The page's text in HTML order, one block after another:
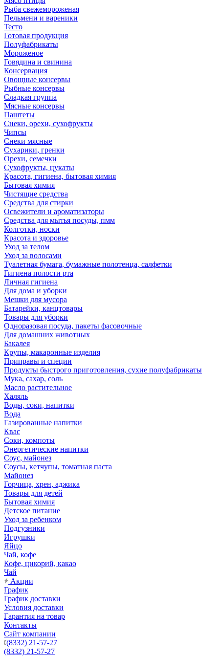
Рыба свежемороженая
Пельмени и вареники
Тесто
Готовая продукция
Полуфабрикаты
Мороженое
Говядина и свинина
Консервация
Овощные консервы
Рыбные консервы
Сладкая группа
Мясные консервы
Паштеты
Снеки, орехи, сухофрукты
Чипсы
Снеки мясные
Сухарики, гренки
Орехи, семечки
Сухофрукты, цукаты
Красота, гигиена, бытовая химия
Бытовая химия
Чистящие средства
Средства для стирки
Освежители и ароматизаторы
Средства для мытья посуды, пмм
Колготки, носки
Красота и здоровье
Уход за телом
Уход за волосами
Туалетная бумага, бумажные полотенца, салфетки
Гигиена полости рта
Личная гигиена
Для дома и уборки
Мешки для мусора
Батарейки, канцтовары
Товары для уборки
Одноразовая посуда, пакеты фасовочные
Для домашних животных
Бакалея
Крупы, макаронные изделия
Приправы и специи
Продукты быстрого приготовления, сухие полуфабрикаты
Мука, сахар, соль
Масло растительное
Халяль
Воды, соки, напитки
Вода
Газированные напитки
Квас
Соки, компоты
Энергетические напитки
Соус, майонез
Соусы, кетчупы, томатная паста
Майонез
Горчица, хрен, аджика
Товары для детей
Бытовая химия
Детское питание
Уход за ребенком
Подгузники
Игрушки
Яйцо
Чай, кофе
Кофе, цикорий, какао
Чай
Акции
График
График доставки
Условия доставки
Гарантия на товар
Контакты
Сайт компании
(8332) 21-57-27
(8332) 21-57-27